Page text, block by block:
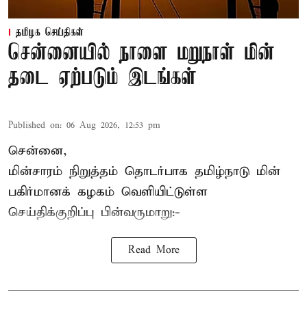
தமிழக செய்திகள்
சென்னையில் நாளை மறுநாள் மின்
தடை ஏற்படும் இடங்கள்
Published on: 06 Aug 2026, 12:53 pm
சென்னை,
மின்சாரம் நிறுத்தம் தொடர்பாக தமிழ்நாடு மின்
பகிர்மானக் கழகம் வெளியிட்டுள்ள
செய்திக்குறிப்பு பின்வருமாறு:-
Read More